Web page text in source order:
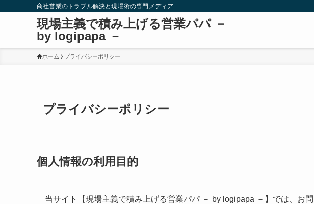
商社営業のトラブル解決と現場術の専門メディア
現場主義で積み上げる営業パパ －
by logipapa －
ホーム プライバシーポリシー
プライバシーポリシー
個人情報の利用目的
当サイト【現場主義で積み上げる営業パパ － by logipapa －】では、お